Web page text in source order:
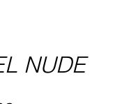
NUDE